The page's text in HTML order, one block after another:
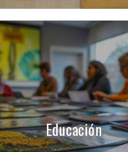
Educación